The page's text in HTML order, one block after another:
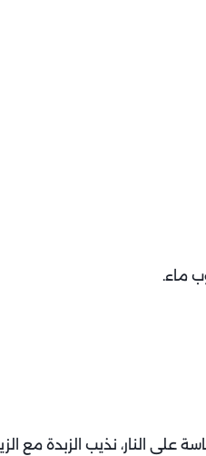
على النار، نذيب الزبدة مع